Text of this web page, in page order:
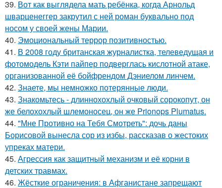
39. Вот как выглядела мать ребёнка, когда Арнольд
шварценеггер закрутил с ней роман буквально под
носом у своей жены Марии.
40. Эмоциональный террор позитивностью.
41. В 2008 году британская журналистка, телеведущая и
фотомодель Кэти пайпер подверглась кислотной атаке,
организованной её бойфрендом Дэниелом линчем.
42. Знаете, мы немножко потерянные люди.
43. Знакомьтесь - длиннохохлый очковый сорокопут, он
же белохохлый шлемоносец, он же Prionops Plumatus.
44. "Мне Противно на Тебя Смотреть": дочь даны
Борисовой вынесла сор из избы, рассказав о жестоких
упреках матери.
45. Агрессия как защитный механизм и её корни в
детских травмах.
46. Жёсткие ограничения: в Афганистане запрещают